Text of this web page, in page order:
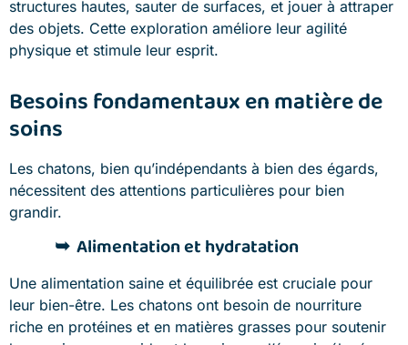
structures hautes, sauter de surfaces, et jouer à attraper
des objets. Cette exploration améliore leur agilité
physique et stimule leur esprit.
Besoins fondamentaux en matière de
soins
Les chatons, bien qu’indépendants à bien des égards,
nécessitent des attentions particulières pour bien
grandir.
Alimentation et hydratation
Une alimentation saine et équilibrée est cruciale pour
leur bien-être. Les chatons ont besoin de nourriture
riche en protéines et en matières grasses pour soutenir